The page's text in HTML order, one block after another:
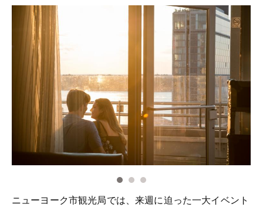
ニューヨーク市観光局では、来週に迫った一大イベント